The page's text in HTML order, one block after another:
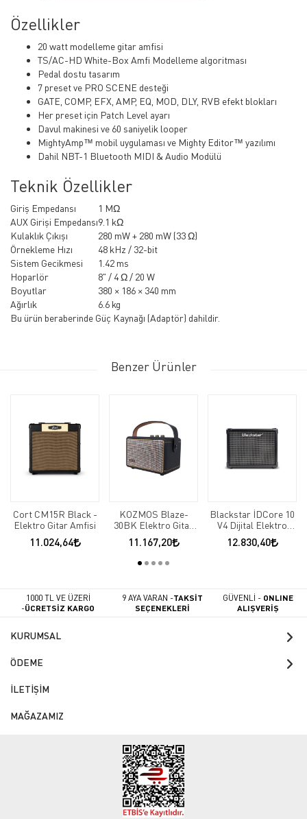
Özellikler
20 watt modelleme gitar amfisi
TS/AC-HD White-Box Amfi Modelleme algoritması
Pedal dostu tasarım
7 preset ve PRO SCENE desteği
GATE, COMP, EFX, AMP, EQ, MOD, DLY, RVB efekt blokları
Her preset için Patch Level ayarı
Davul makinesi ve 60 saniyelik looper
MightyAmp™ mobil uygulaması ve Mighty Editor™ yazılımı
Dahil NBT-1 Bluetooth MIDI & Audio Modülü
Teknik Özellikler
Giriş Empedansı
1 MΩ
AUX Girişi Empedansı9.1 kΩ
Kulaklık Çıkışı
280 mW + 280 mW (33 Ω)
Örnekleme Hızı
48 kHz / 32-bit
Sistem Gecikmesi
1.42 ms
Hoparlör
8" / 4 Ω / 20 W
Boyutlar
380 × 186 × 340 mm
Ağırlık
6.6 kg
Bu ürün beraberinde Güç Kaynağı (Adaptör) dahildir.
Benzer Ürünler
Cort CM15R Black -
Elektro Gitar Amfisi
11.024,64
KOZMOS Blaze-
30BK Elektro Gitar
Amfisi(Bluetooth)
11.167,20
Blackstar İDCore 10
V4 Dijital Elektro
Gitar Amfi
12.830,40
1000 TL VE ÜZERİ
-ÜCRETSİZ KARGO
9 AYA VARAN -TAKSİT
SEÇENEKLERİ
GÜVENLİ - ONLINE
ALIŞVERİŞ
KURUMSAL
ÖDEME
İLETİŞİM
MAĞAZAMIZ